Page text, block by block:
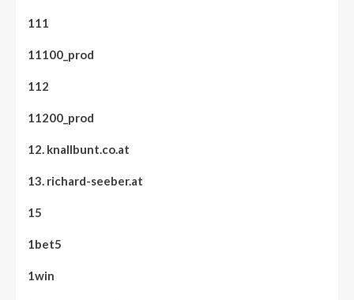
111
11100_prod
112
11200_prod
12. knallbunt.co.at
13. richard-seeber.at
15
1bet5
1win